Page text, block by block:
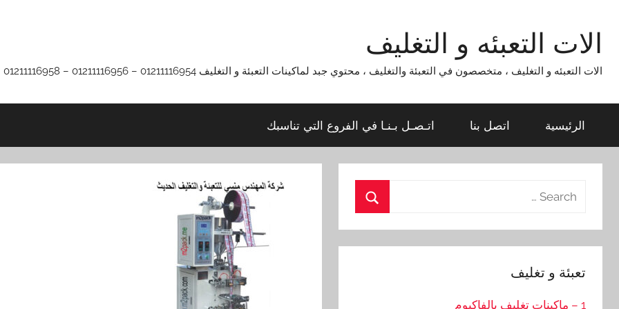
contentالات التعبئه و التغليف
الات التعبئه و التغليف ، متخصصون في التعبئة والتغليف ، محتوي جبد لماكينات التعبئة و التغليف 01211116954 – 01211116956 – 01211116958
الرئيسية اتصل بنا اتـصـل بـنـا في الفروع التي تناسبك
Search
تعبئة و تغليف
1 – ماكينات تغليف بالفاكيوم